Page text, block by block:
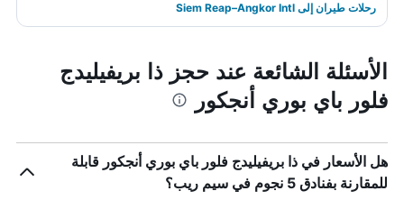
رحلات طيران إلى Siem Reap–Angkor Intl
الأسئلة الشائعة عند حجز ذا بريفيليدج
فلور باي بوري أنجكور
هل الأسعار في ذا بريفيليدج فلور باي بوري أنجكور قابلة
للمقارنة بفنادق 5 نجوم في سيم ريب؟